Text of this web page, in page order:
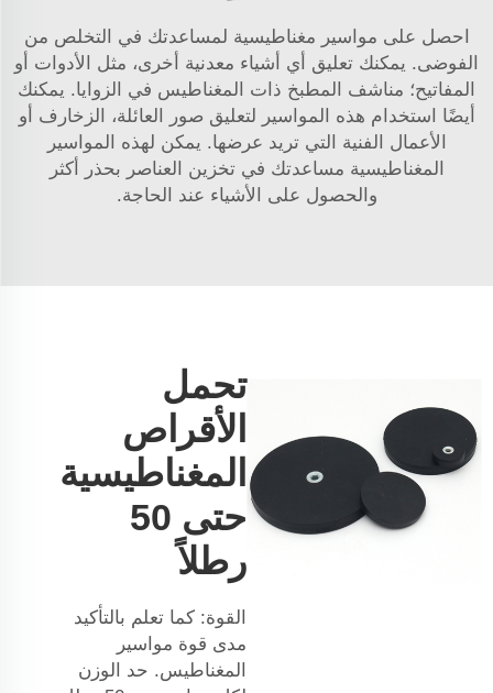
احصل على مواسير مغناطيسية لمساعدتك في التخلص من
الفوضى. يمكنك تعليق أي أشياء معدنية أخرى، مثل الأدوات أو
المفاتيح؛ مناشف المطبخ ذات المغناطيس في الزوايا. يمكنك
أيضًا استخدام هذه المواسير لتعليق صور العائلة، الزخارف أو
الأعمال الفنية التي تريد عرضها. يمكن لهذه المواسير
المغناطيسية مساعدتك في تخزين العناصر بحذر أكثر
والحصول على الأشياء عند الحاجة.
تحمل
الأقراص
المغناطيسية
حتى 50
رطلاً
القوة: كما تعلم بالتأكيد
مدى قوة مواسير
المغناطيس. حد الوزن